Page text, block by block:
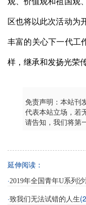
区也将以此次活动为
丰富的关心下一代工
样，继承和发扬光荣
免责声明：本站刊
代表本站立场，若
请告知，我们将第
延伸阅读：
·2019年全国青年U系列
·致我们无法试错的人生